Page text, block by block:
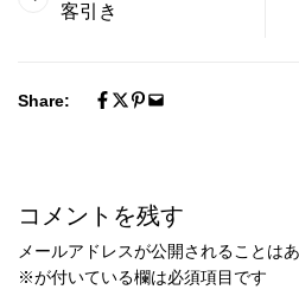
客引き
Share:
コメントを残す
メールアドレスが公開されることはあ
※が付いている欄は必須項目です